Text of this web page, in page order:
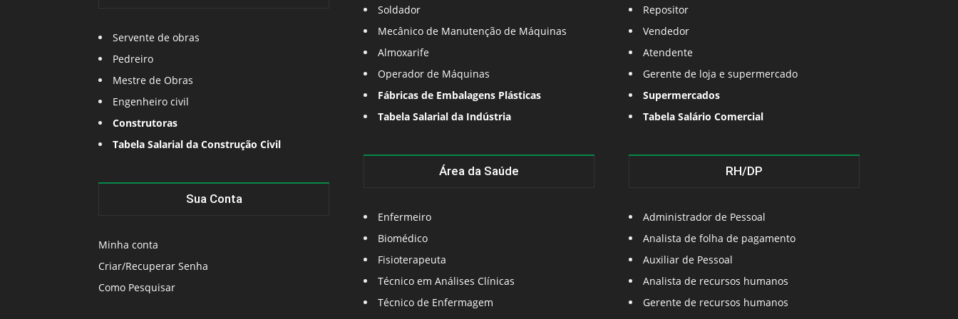
Servente de obras
Pedreiro
Mestre de Obras
Engenheiro civil
Construtoras
Tabela Salarial da Construção Civil
Sua Conta
Minha conta
Criar/Recuperar Senha
Como Pesquisar
Soldador
Mecânico de Manutenção de Máquinas
Almoxarife
Operador de Máquinas
Fábricas de Embalagens Plásticas
Tabela Salarial da Indústria
Área da Saúde
Enfermeiro
Biomédico
Fisioterapeuta
Técnico em Análises Clínicas
Técnico de Enfermagem
Repositor
Vendedor
Atendente
Gerente de loja e supermercado
Supermercados
Tabela Salário Comercial
RH/DP
Administrador de Pessoal
Analista de folha de pagamento
Auxiliar de Pessoal
Analista de recursos humanos
Gerente de recursos humanos